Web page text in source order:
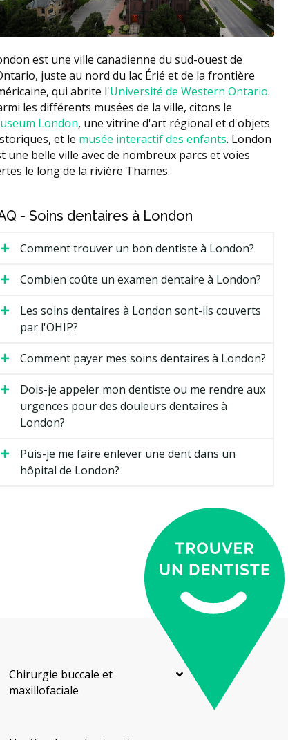
est une ville canadienne du sud-ouest de
juste au nord du lac Érié et de la frontière
qui abrite l'Université de Western Ontario.
les différents musées de la ville, citons le
London, une vitrine d'art régional et d'objets
et le musée interactif des enfants. London
une belle ville avec de nombreux parcs et voies
le long de la rivière Thames.
- Soins dentaires à London
Comment trouver un bon dentiste à London?
Combien coûte un examen dentaire à London?
Les soins dentaires à London sont-ils couverts
par l'OHIP?
Comment payer mes soins dentaires à London?
Dois-je appeler mon dentiste ou me rendre aux
urgences pour des douleurs dentaires à
London?
Puis-je me faire enlever une dent dans un
hôpital de London?
Chirurgie buccale et
maxillofaciale